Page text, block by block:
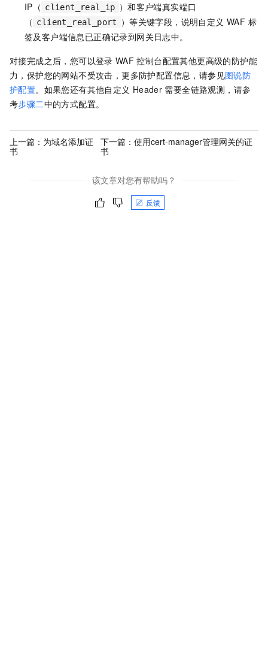
IP（ client_real_ip ）和客户端真实端口
（ client_real_port
）等关键字段，说明自定义 WAF 标
签及客户端信息已正确记录到网关日志中。
对接完成之后，您可以登录 WAF 控制台配置其他更高级的防护能
力，保护您的网站不受攻击 ，更多防护配置信息，请参见图说防
护配置。如果您还有其他自定义 Header 需要全链路观测，请参
考步骤二中的方式配置。
上一篇： 为域名添加证
书
下一篇： 使用cert-manager管理网关的证
书
该文章对您有帮助吗？
反馈